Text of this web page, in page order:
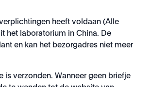
heeft voldaan (Alle
het laboratorium in China. De
en kan het bezorgadres niet meer
verzonden. Wanneer geen briefje